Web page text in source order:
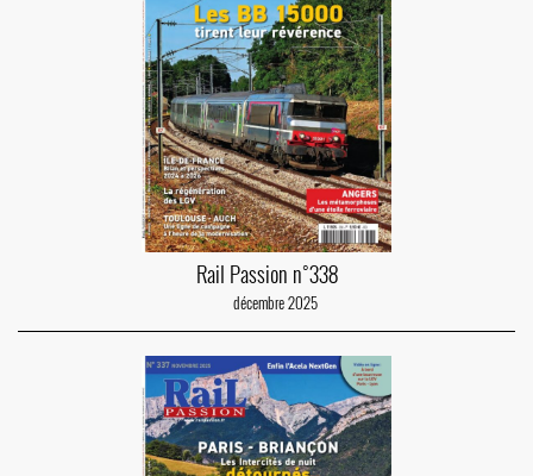
Rail Passion n°338
décembre 2025